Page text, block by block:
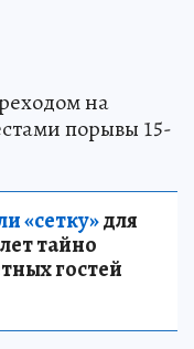
на
порывы 15-
«сетку»для
тайно
гостей